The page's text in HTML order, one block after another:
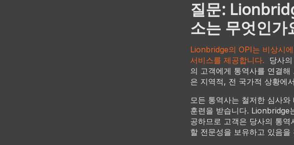
질문:
소는 무엇인가
Lionbridge의 OPI는 비상시
서비스를 제공합니다. 당사
의 고객에게 통역사를 연결
은 지역적, 전 국가적 상황에
모든 통역사는 철저한 심사
훈련을 받습니다. Lionbridge
공하므로 고객은 당사의 통
할 전문성을 보유하고 있음을